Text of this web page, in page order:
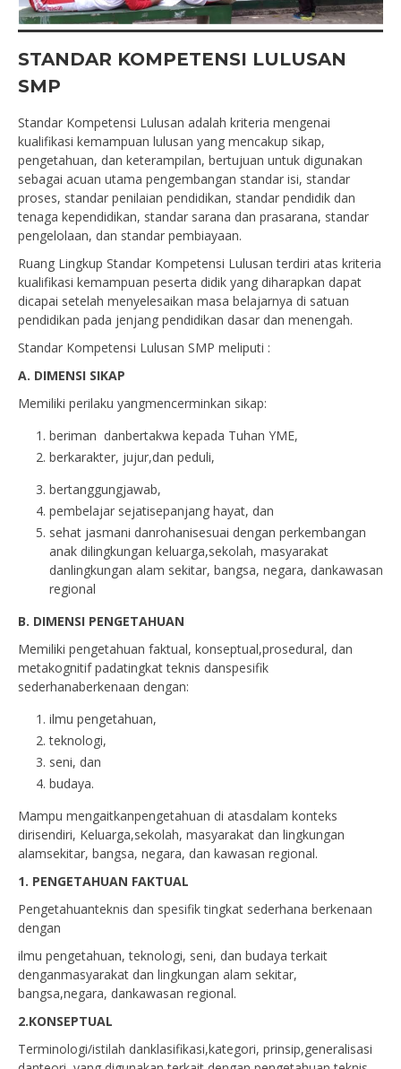
STANDAR KOMPETENSI LULUSAN
SMP
Standar Kompetensi Lulusan adalah kriteria mengenai
kualifikasi kemampuan lulusan yang mencakup sikap,
pengetahuan, dan keterampilan, bertujuan untuk digunakan
sebagai acuan utama pengembangan standar isi, standar
proses, standar penilaian pendidikan, standar pendidik dan
tenaga kependidikan, standar sarana dan prasarana, standar
pengelolaan, dan standar pembiayaan.
Ruang Lingkup Standar Kompetensi Lulusan terdiri atas kriteria
kualifikasi kemampuan peserta didik yang diharapkan dapat
dicapai setelah menyelesaikan masa belajarnya di satuan
pendidikan pada jenjang pendidikan dasar dan menengah.
Standar Kompetensi Lulusan SMP meliputi :
A. DIMENSI SIKAP
Memiliki perilaku yangmencerminkan sikap:
beriman danbertakwa kepada Tuhan YME,
berkarakter, jujur,dan peduli,
bertanggungjawab,
pembelajar sejatisepanjang hayat, dan
sehat jasmani danrohanisesuai dengan perkembangan
anak dilingkungan keluarga,sekolah, masyarakat
danlingkungan alam sekitar, bangsa, negara, dankawasan
regional
B. DIMENSI PENGETAHUAN
Memiliki pengetahuan faktual, konseptual,prosedural, dan
metakognitif padatingkat teknis danspesifik
sederhanaberkenaan dengan:
ilmu pengetahuan,
teknologi,
seni, dan
budaya.
Mampu mengaitkanpengetahuan di atasdalam konteks
dirisendiri, Keluarga,sekolah, masyarakat dan lingkungan
alamsekitar, bangsa, negara, dan kawasan regional.
1. PENGETAHUAN FAKTUAL
Pengetahuanteknis dan spesifik tingkat sederhana berkenaan
dengan
ilmu pengetahuan, teknologi, seni, dan budaya terkait
denganmasyarakat dan lingkungan alam sekitar,
bangsa,negara, dankawasan regional.
2.KONSEPTUAL
Terminologi/istilah danklasifikasi,kategori, prinsip,generalisasi